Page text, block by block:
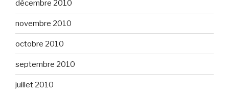
décembre 2010
novembre 2010
octobre 2010
septembre 2010
juillet 2010